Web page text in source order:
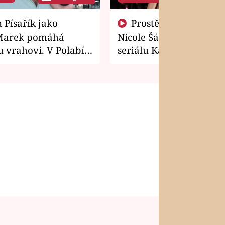
pomáhá
vrahovi. V Polabí
Nicole Šáchová získala
seriálu Kamarádi